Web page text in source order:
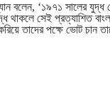
বলেন, ‘১৯৭১ সালের
থাকলে সেই প্রত্যাশিত
তাদের পক্ষে ভোট চান